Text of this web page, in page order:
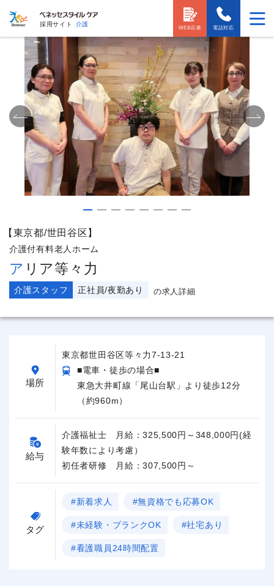
採用サイト 介護
電話対応
WEB応募
【東京都/世田谷区】
介護付有料老人ホーム
アリア等々力
介護スタッフ 正社員/夜勤あり の求人詳細
場所
東京都世田谷区等々力7-13-21
■電車・徒歩の場合■
東急大井町線「尾山台駅」より徒歩12分
（約960m）
給与
介護福祉士 月給：325,500円～348,000円(経
験年数により考慮）
初任者研修 月給：307,500円～
タグ
#新着求人 #無資格でも応募OK
#未経験・ブランクOK #社宅あり
#看護職員24時間配置